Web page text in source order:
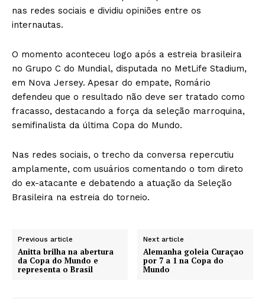
nas redes sociais e dividiu opiniões entre os
internautas.
O momento aconteceu logo após a estreia brasileira
no Grupo C do Mundial, disputada no MetLife Stadium,
em Nova Jersey. Apesar do empate, Romário
defendeu que o resultado não deve ser tratado como
fracasso, destacando a força da seleção marroquina,
semifinalista da última Copa do Mundo.
Nas redes sociais, o trecho da conversa repercutiu
amplamente, com usuários comentando o tom direto
do ex-atacante e debatendo a atuação da Seleção
Brasileira na estreia do torneio.
Previous article
Anitta brilha na abertura
da Copa do Mundo e
representa o Brasil
Next article
Alemanha goleia Curaçao
por 7 a 1 na Copa do
Mundo